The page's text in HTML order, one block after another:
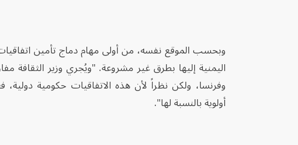
وبحسب الموقع نفسه، من أولى مهام دماج تأمين
اليمنية إليها بطرق غير مشروعة. "ويُجري وزير الثقافة
وفرنسا، ولكن نظراً لأن هذه الاتفاقيات حكومية دولية،
أولوية بالنسبة لها".